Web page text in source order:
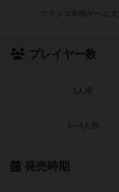
フランス年間ゲーム大
プレイヤー数
1人用
3～4人用
発売時期